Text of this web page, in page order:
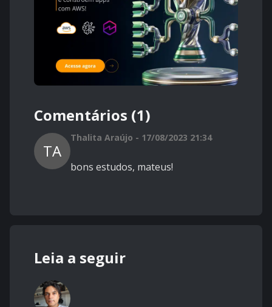
Comentários (1)
TA
Thalita Araújo - 17/08/2023 21:34
bons estudos, mateus!
Leia a seguir